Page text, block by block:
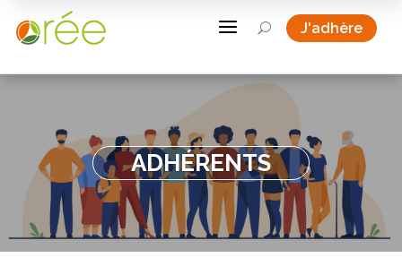
a U J'adhère
ADHÉRENTS